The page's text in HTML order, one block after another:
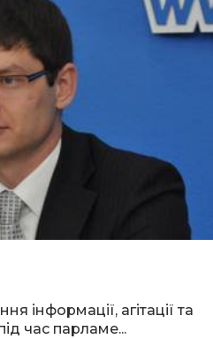
інформації, агітації та
час парламе...